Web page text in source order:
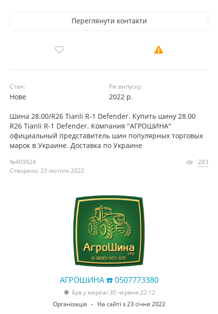
Переглянути контакти
Стан:
Нове
Рік випуску:
2022 р.
Шина 28.00/R26 Tianli R-1 Defender. Купить шину 28.00
R26 Tianli R-1 Defender. Компания "АГРОШИНА"
официальный представитель шин популярных торговых
марок в Украине. Доставка по Украине
№409924
Створено: 23 лютого 2022
283
АГРОШИНА ☎️ 0507773380
Був у мережі 30 червня 22:12
Організація
На сайті з 23 січня 2022